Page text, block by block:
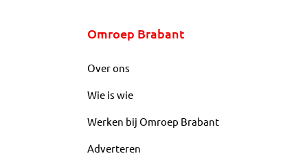
Omroep Brabant
Over ons
Wie is wie
Werken bij Omroep Brabant
Adverteren